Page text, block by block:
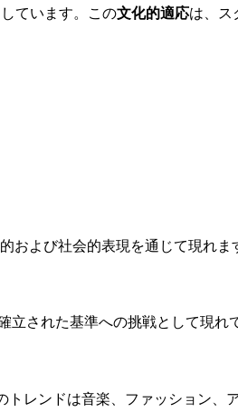
ています。この文化的適応は、ス
および社会的表現を通じて現れま
された基準への挑戦として現れ
トレンドは音楽、ファッション、